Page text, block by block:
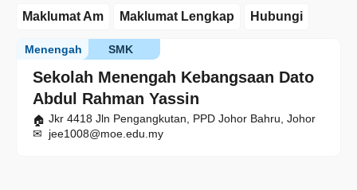
Maklumat Am Maklumat Lengkap Hubungi
Sekolah Menengah Kebangsaan Dato
Abdul Rahman Yassin
SMK
Menengah
Jkr 4418 Jln Pengangkutan, PPD Johor Bahru, Johor
jee1008@moe.edu.my